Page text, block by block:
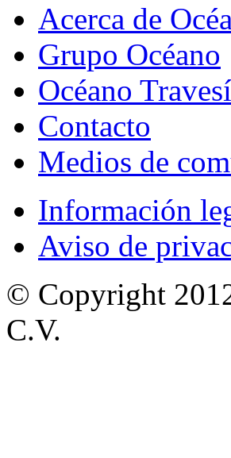
Acerca de
Grupo Océano
Océano
Contacto
Medios de
Información
Aviso de
© Copyright
C.V.